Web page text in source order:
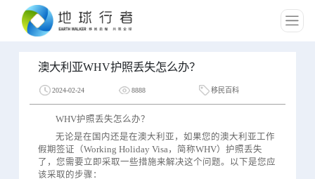
澳大利亚WHV护照丢失怎么办？
2024-02-24 8888 移民百科
WHV护照丢失怎么办？
无论是在国内还是在澳大利亚，如果您的澳大利亚工作
假期签证（Working Holiday Visa，简称WHV）护照丢失
了，您需要立即采取一些措施来解决这个问题。以下是您应
该采取的步骤：